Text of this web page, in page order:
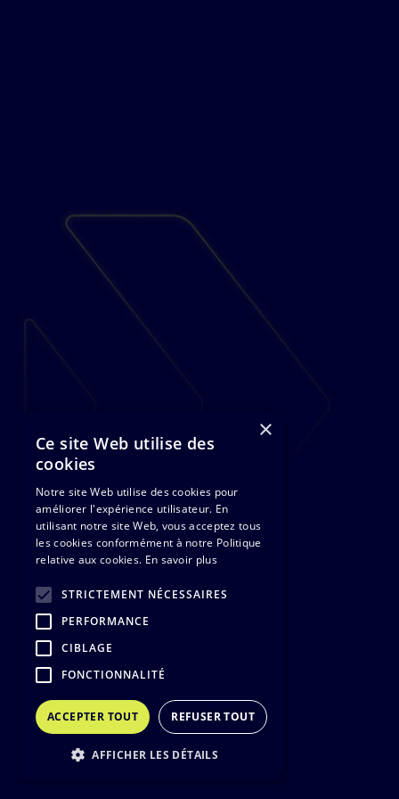
×
Ce site Web utilise des
cookies
Notre site Web utilise des cookies pour
améliorer l'expérience utilisateur. En
utilisant notre site Web, vous acceptez tous
les cookies conformément à notre Politique
relative aux cookies. En savoir plus
STRICTEMENT NÉCESSAIRES
PERFORMANCE
CIBLAGE
FONCTIONNALITÉ
ACCEPTER TOUT REFUSER TOUT
AFFICHER LES DÉTAILS